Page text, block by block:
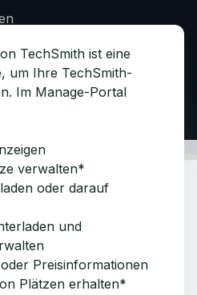
TechSmith ist eine
um Ihre TechSmith-
Im Manage-Portal
verwalten*
oder darauf
und
Preisinformationen
Plätzen erhalten*